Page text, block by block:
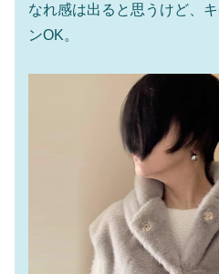
なれ感は出ると思うけど、
ンOK。